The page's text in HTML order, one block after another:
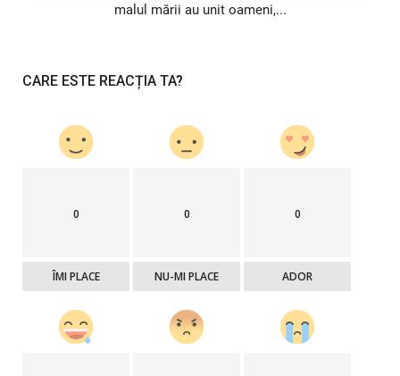
malul mării au unit oameni,...
CARE ESTE REACȚIA TA?
0
ÎMI PLACE
0
NU-MI PLACE
0
ADOR